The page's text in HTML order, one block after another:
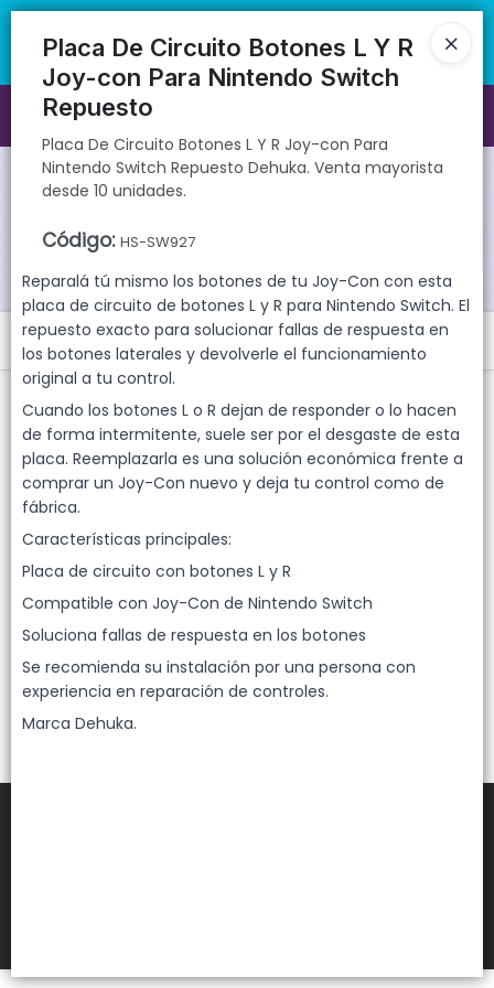
Placa De Circuito Botones L Y R Joy-con Para Nintendo Switch
Placa De Circuito Botones L Y R
Joy-con Para Nintendo Switch
Repuesto
Placa De Circuito Botones L Y R Joy-con Para
Nintendo Switch Repuesto Dehuka. Venta mayorista
desde 10 unidades.
Código: HS-SW927
Reparalá tú mismo los botones de tu Joy-Con con esta
placa de circuito de botones L y R para Nintendo Switch. El
repuesto exacto para solucionar fallas de respuesta en
los botones laterales y devolverle el funcionamiento
original a tu control.
Cuando los botones L o R dejan de responder o lo hacen
de forma intermitente, suele ser por el desgaste de esta
placa. Reemplazarla es una solución económica frente a
comprar un Joy-Con nuevo y deja tu control como de
fábrica.
Características principales:
Placa de circuito con botones L y R
Compatible con Joy-Con de Nintendo Switch
Soluciona fallas de respuesta en los botones
Se recomienda su instalación por una persona con
experiencia en reparación de controles.
Marca Dehuka.
directa | 📦 Comprá mayorista desde 10 unidades. ¡Registrate y
accedé a precios exclusivos!
CÓMO COMPRAR
QUIÉNES SOMOS
GARANTIAS
CONTACTO
Menú
Placa De Circuito Botones L Y R Joy-con Para Nintendo Switch
Repuesto Dehuka. Venta mayorista desde 10 unidades.
Lista vacía